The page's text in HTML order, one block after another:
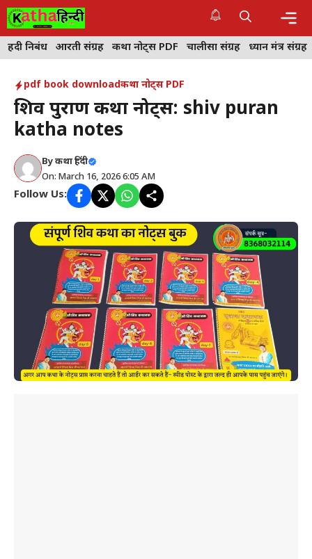
Skip
to
content
हिंदी निबंध आरती संग्रह कथा नोट्स PDF चालीसा संग्रह ध्यान मंत्र संग्रह
pdf book downloadकथा नोट्स PDF
शिव पुराण कथा नोट्स: shiv puran
katha notes
Byकथा हिंदी
On: March 16, 2026 6:05 AM
Follow Us: